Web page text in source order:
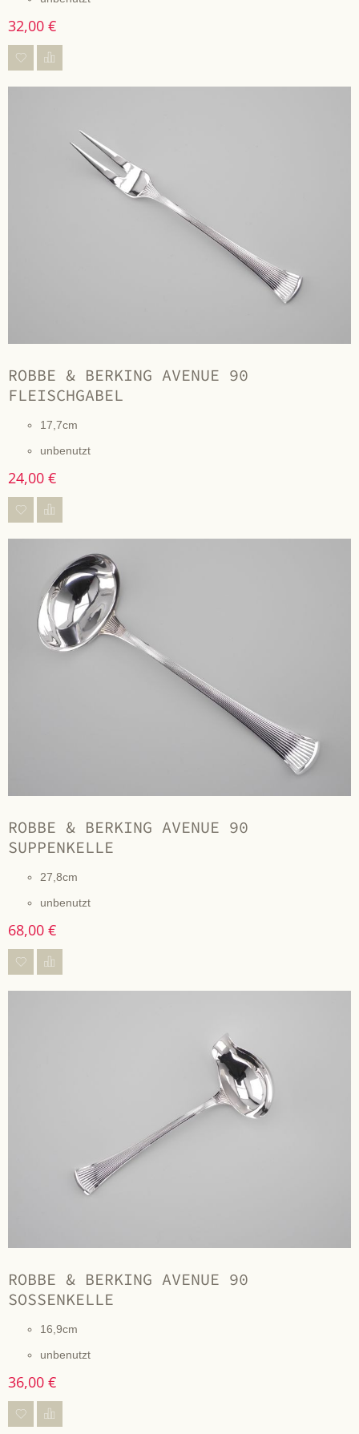
32,00 €
ROBBE & BERKING AVENUE 90
FLEISCHGABEL
17,7cm
unbenutzt
24,00 €
ROBBE & BERKING AVENUE 90
SUPPENKELLE
27,8cm
unbenutzt
68,00 €
ROBBE & BERKING AVENUE 90
SOSSENKELLE
16,9cm
unbenutzt
36,00 €